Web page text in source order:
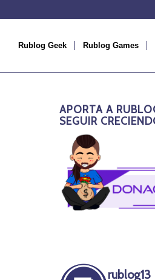
Rublog Geek Rublog Games
APORTA A
SEGUIR
rublog13